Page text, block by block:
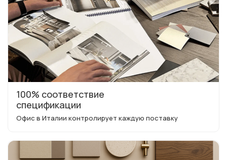
100% соответствие
спецификации
Офис в Италии контролирует каждую поставку